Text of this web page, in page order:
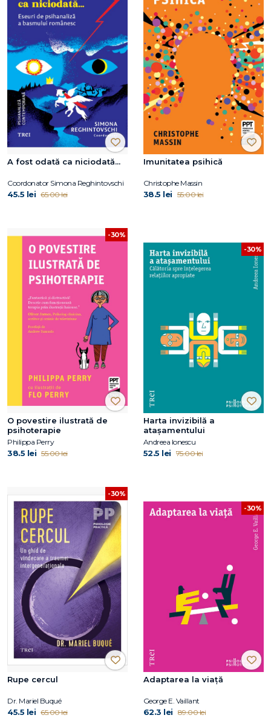
A fost odată ca niciodată...
Coordonator Simona Reghintovschi
45.5 lei 65.00 lei
Imunitatea psihică
Christophe Massin
38.5 lei 55.00 lei
-30%
O povestire ilustrată de
psihoterapie
Philippa Perry
38.5 lei 55.00 lei
-30%
Harta invizibilă a
atașamentului
Andreea Ionescu
52.5 lei 75.00 lei
-30%
Rupe cercul
Dr. Mariel Buqué
45.5 lei 65.00 lei
-30%
Adaptarea la viață
George E. Vaillant
62.3 lei 89.00 lei